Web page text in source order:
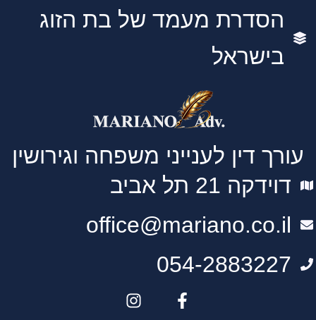
הסדרת מעמד של בת הזוג
בישראל
עורך דין לענייני משפחה וגירושין
דוידקה 21 תל אביב
office@mariano.co.il
054-2883227
F
a
I
n